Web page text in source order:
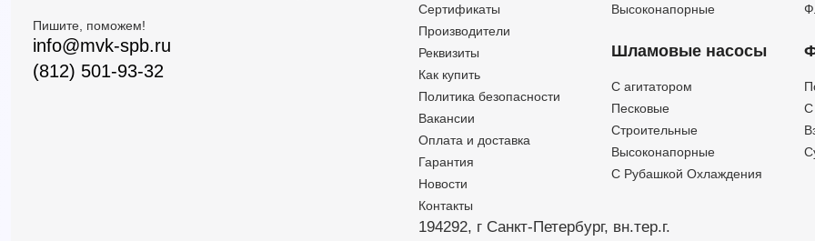
Пишите, поможем!
info@mvk-spb.ru
(812) 501-93-32
Сертификаты
Производители
Реквизиты
Как купить
Политика безопасности
Вакансии
Оплата и доставка
Гарантия
Новости
Контакты
Высоконапорные
Шламовые насосы
C агитатором
Песковые
Строительные
Высоконапорные
С Рубашкой Охлаждения
194292, г Санкт-Петербург, вн.тер.г.